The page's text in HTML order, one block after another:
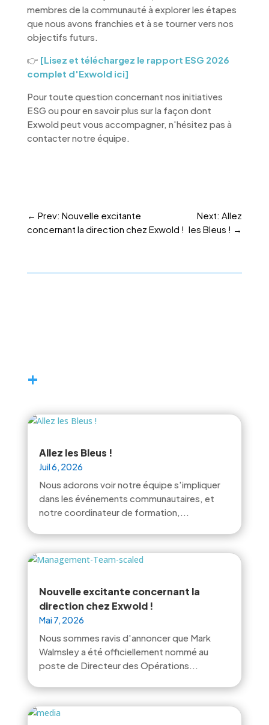
membres de la communauté à explorer les étapes
que nous avons franchies et à se tourner vers nos
objectifs futurs.
👉 [Lisez et téléchargez le rapport ESG 2026
complet d'Exwold ici]
Pour toute question concernant nos initiatives
ESG ou pour en savoir plus sur la façon dont
Exwold peut vous accompagner, n'hésitez pas à
contacter notre équipe.
← Prev: Nouvelle excitante
concernant la direction chez Exwold !
Next: Allez
les Bleus ! →
+
Allez les Bleus !
Juil 6, 2026
Nous adorons voir notre équipe s'impliquer
dans les événements communautaires, et
notre coordinateur de formation,...
Nouvelle excitante concernant la
direction chez Exwold !
Mai 7, 2026
Nous sommes ravis d'annoncer que Mark
Walmsley a été officiellement nommé au
poste de Directeur des Opérations...